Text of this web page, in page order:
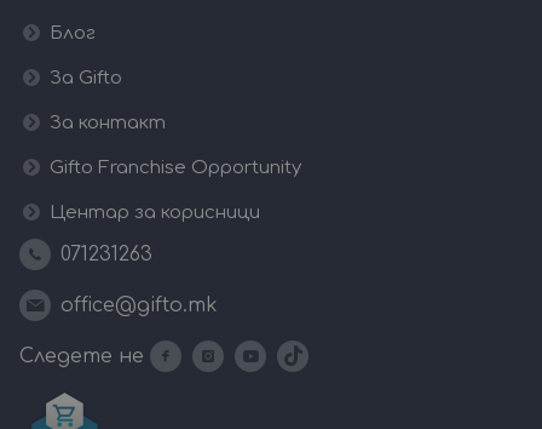
Блог
За Gifto
За контакт
Gifto Franchise Opportunity
Центар за корисници
071231263
office@gifto.mk
Следете не